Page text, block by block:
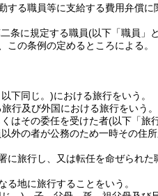
る職員等に支給する費用弁償に
条に規定する職員(以下「職員」
の条例の定めるところによる。
下同じ。)における旅行をいう。
行及び外国における旅行をいう。
はその委任を受けた者(以下「旅
外の者が公務のため一時その住
旅行し、又は転任を命ぜられた
地に旅行することをいう。